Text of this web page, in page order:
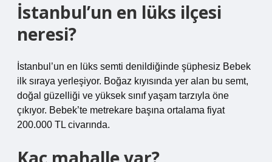
İstanbul’un en lüks ilçesi
neresi?
İstanbul’un en lüks semti denildiğinde şüphesiz Bebek
ilk sıraya yerleşiyor. Boğaz kıyısında yer alan bu semt,
doğal güzelliği ve yüksek sınıf yaşam tarzıyla öne
çıkıyor. Bebek’te metrekare başına ortalama fiyat
200.000 TL civarında.